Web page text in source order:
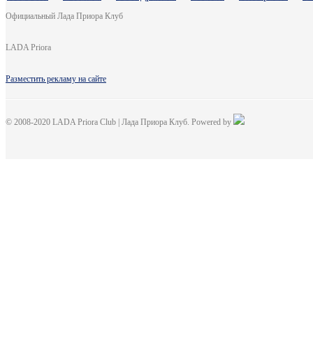
Официальный Лада Приора Клуб
LADA Priora
Разместить рекламу на сайте
© 2008-2020 LADA Priora Club | Лада Приора Клуб. Powered by